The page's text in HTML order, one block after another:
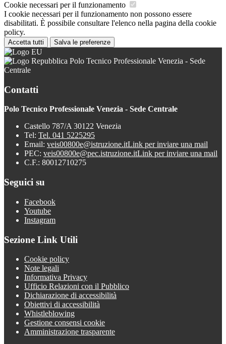
Cookie necessari per il funzionamento
I cookie necessari per il funzionamento non possono essere
disabilitati. È possibile consultare l'elenco nella pagina della cookie
policy.
Accetta tutti Salva le preferenze
Polo Tecnico Professionale Venezia - Sede
Centrale
Contatti
Polo Tecnico Professionale Venezia - Sede Centrale
Castello 787/A 30122 Venezia
Tel: Tel. 041 5225295
Email: veis00800e@istruzione.itLink per inviare una mail
PEC: veis00800e@pec.istruzione.itLink per inviare una mail
C.F.: 80012710275
Seguici su
Facebook
Youtube
Instagram
Sezione Link Utili
Cookie policy
Note legali
Informativa Privacy
Ufficio Relazioni con il Pubblico
Dichiarazione di accessibilità
Obiettivi di accessibilità
Whistleblowing
Gestione consensi cookie
Amministrazione trasparente